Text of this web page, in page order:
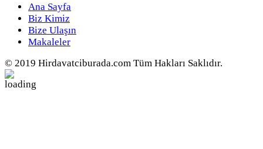
Ana Sayfa
Biz Kimiz
Bize Ulaşın
Makaleler
© 2019 Hirdavatciburada.com Tüm Hakları Saklıdır.